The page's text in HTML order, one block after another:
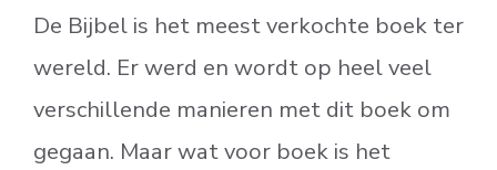
De Bijbel is het meest verkochte boek ter
wereld. Er werd en wordt op heel veel
verschillende manieren met dit boek om
gegaan. Maar wat voor boek is het